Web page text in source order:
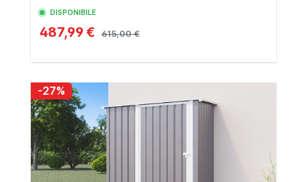
DISPONIBILE
487,99 € 615,00 €
-27%